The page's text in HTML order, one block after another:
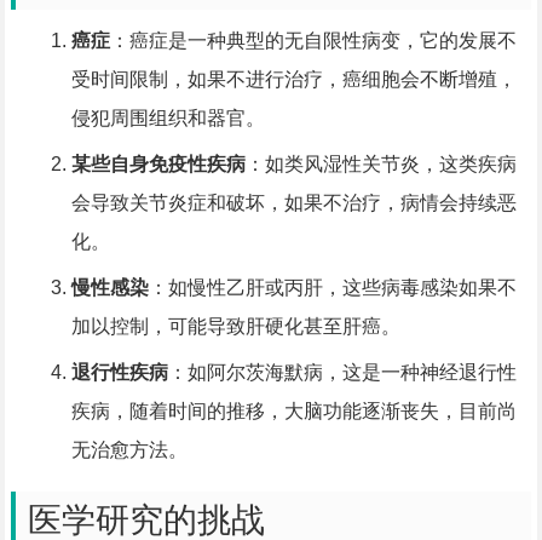
癌症：癌症是一种典型的无自限性病变，它的发展不
受时间限制，如果不进行治疗，癌细胞会不断增殖，
侵犯周围组织和器官。
某些自身免疫性疾病：如类风湿性关节炎，这类疾病
会导致关节炎症和破坏，如果不治疗，病情会持续恶
化。
慢性感染：如慢性乙肝或丙肝，这些病毒感染如果不
加以控制，可能导致肝硬化甚至肝癌。
退行性疾病：如阿尔茨海默病，这是一种神经退行性
疾病，随着时间的推移，大脑功能逐渐丧失，目前尚
无治愈方法。
医学研究的挑战